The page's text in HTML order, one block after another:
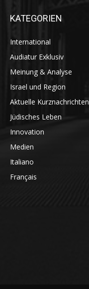
KATEGORIEN
International
Audiatur Exklusiv
Meinung & Analyse
Israel und Region
Aktuelle Kurznachrichten
Jüdisches Leben
Innovation
Medien
Italiano
Français